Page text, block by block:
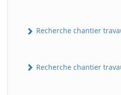
Recherche chantier
Recherche chantier